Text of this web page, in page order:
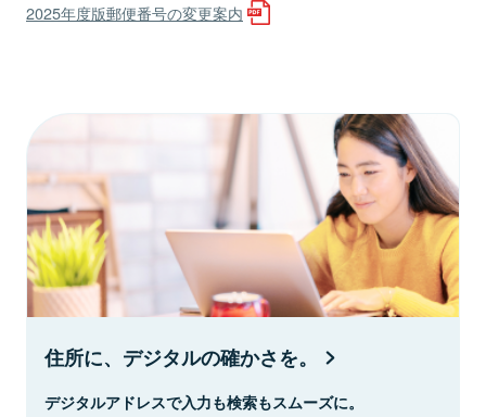
2025年度版郵便番号の変更案内
住所に、デジタルの確かさを。
デジタルアドレスで入力も検索もスムーズに。